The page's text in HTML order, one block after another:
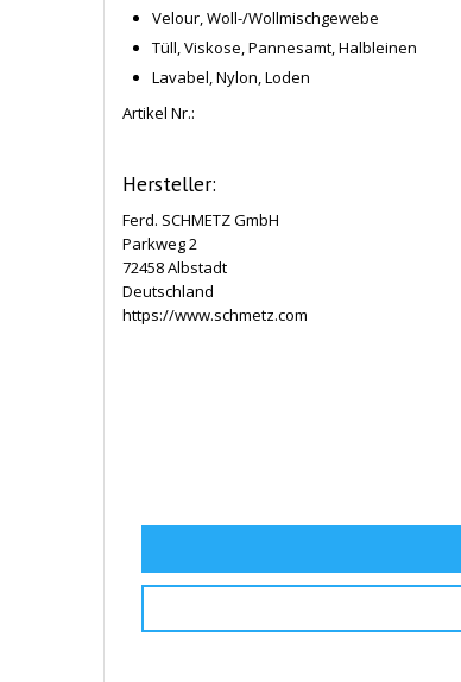
Velour, Woll-/Wollmischgewebe
Tüll, Viskose, Pannesamt, Halbleinen
Lavabel, Nylon, Loden
Artikel Nr.:
Hersteller:
Ferd. SCHMETZ GmbH
Parkweg 2
72458 Albstadt
Deutschland
https://www.schmetz.com